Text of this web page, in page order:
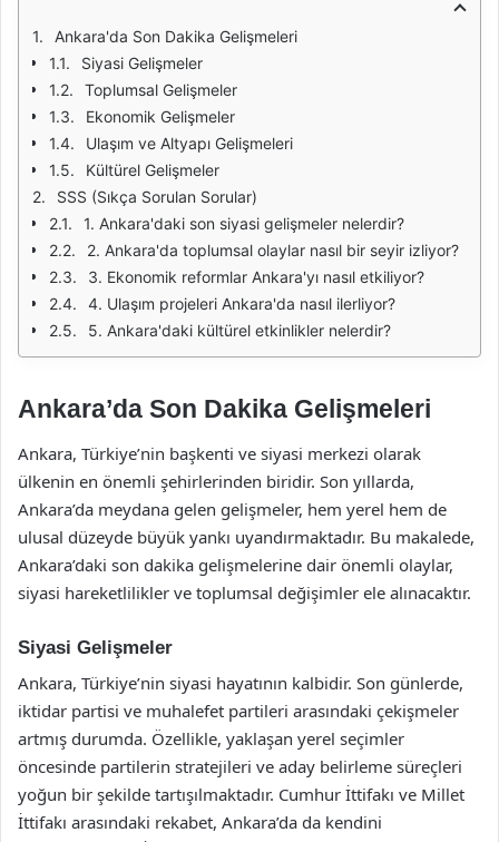
Ankara'da Son Dakika Gelişmeleri
Siyasi Gelişmeler
Toplumsal Gelişmeler
Ekonomik Gelişmeler
Ulaşım ve Altyapı Gelişmeleri
Kültürel Gelişmeler
SSS (Sıkça Sorulan Sorular)
1. Ankara'daki son siyasi gelişmeler nelerdir?
2. Ankara'da toplumsal olaylar nasıl bir seyir izliyor?
3. Ekonomik reformlar Ankara'yı nasıl etkiliyor?
4. Ulaşım projeleri Ankara'da nasıl ilerliyor?
5. Ankara'daki kültürel etkinlikler nelerdir?
Ankara’da Son Dakika Gelişmeleri
Ankara, Türkiye’nin başkenti ve siyasi merkezi olarak
ülkenin en önemli şehirlerinden biridir. Son yıllarda,
Ankara’da meydana gelen gelişmeler, hem yerel hem de
ulusal düzeyde büyük yankı uyandırmaktadır. Bu makalede,
Ankara’daki son dakika gelişmelerine dair önemli olaylar,
siyasi hareketlilikler ve toplumsal değişimler ele alınacaktır.
Siyasi Gelişmeler
Ankara, Türkiye’nin siyasi hayatının kalbidir. Son günlerde,
iktidar partisi ve muhalefet partileri arasındaki çekişmeler
artmış durumda. Özellikle, yaklaşan yerel seçimler
öncesinde partilerin stratejileri ve aday belirleme süreçleri
yoğun bir şekilde tartışılmaktadır. Cumhur İttifakı ve Millet
İttifakı arasındaki rekabet, Ankara’da da kendini